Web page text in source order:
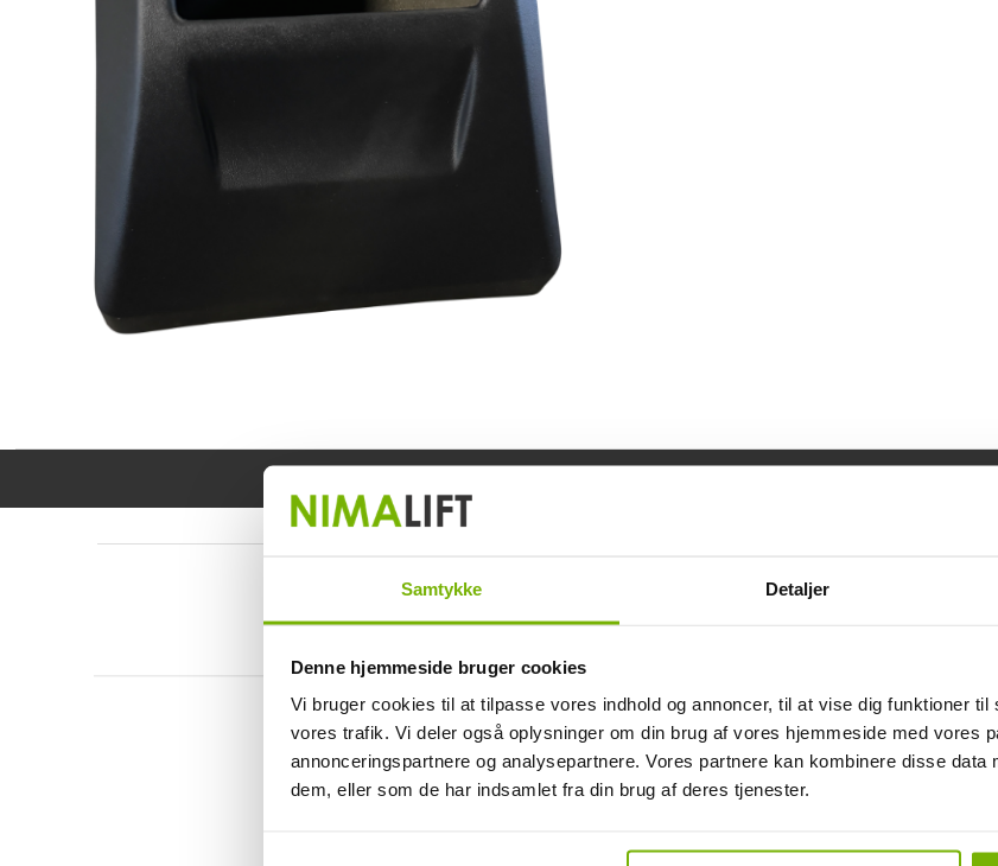
Samtykke Detaljer
Denne hjemmeside bruger cookies
Vi bruger cookies til at tilpasse vores indhold og annoncer, til at vise dig funktioner
vores trafik. Vi deler også oplysninger om din brug af vores hjemmeside med vores
annonceringspartnere og analysepartnere. Vores partnere kan kombinere disse data
dem, eller som de har indsamlet fra din brug af deres tjenester.
Kundrecensioner